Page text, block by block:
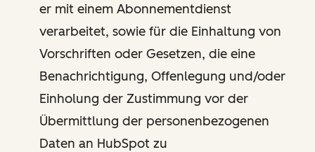
er mit einem Abonnementdienst
verarbeitet, sowie für die Einhaltung von
Vorschriften oder Gesetzen, die eine
Benachrichtigung, Offenlegung und/oder
Einholung der Zustimmung vor der
Übermittlung der personenbezogenen
Daten an HubSpot zu